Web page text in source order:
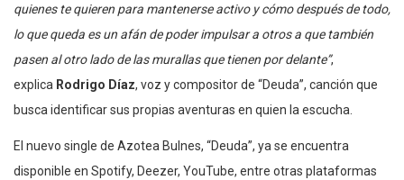
quienes te quieren para mantenerse activo y cómo después de todo,
lo que queda es un afán de poder impulsar a otros a que también
pasen al otro lado de las murallas que tienen por delante”,
explica Rodrigo Díaz, voz y compositor de “Deuda”, canción que
busca identificar sus propias aventuras en quien la escucha.
El nuevo single de Azotea Bulnes, “Deuda”, ya se encuentra
disponible en Spotify, Deezer, YouTube, entre otras plataformas